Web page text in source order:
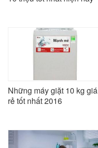
Những máy giặt 10 kg giá
rẻ tốt nhất 2016